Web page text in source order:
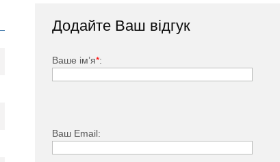
Додайте Ваш відгук
Ваше ім’я*:
Ваш Email: